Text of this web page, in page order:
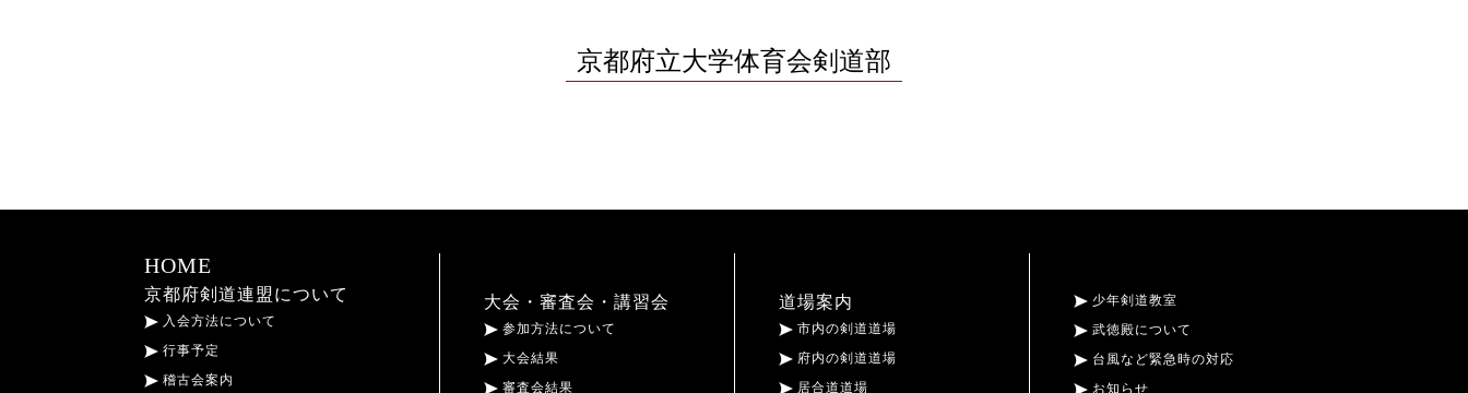
京都府立大学体育会剣道部
HOME
京都府剣道連盟について
入会方法について
行事予定
稽古会案内
大会・審査会・講習会
参加方法について
大会結果
審査会結果
道場案内
市内の剣道道場
府内の剣道道場
居合道道場
少年剣道教室
武徳殿について
台風など緊急時の対応
お知らせ